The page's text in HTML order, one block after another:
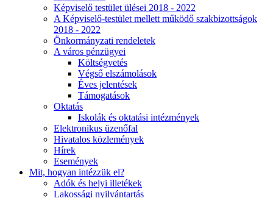
Képviselő testület ülései 2018 - 2022
A Képviselő-testület mellett működő szakbizottságok
2018 - 2022
Önkormányzati rendeletek
A város pénzügyei
Költségvetés
Végső elszámolások
Éves jelentések
Támogatások
Oktatás
Iskolák és oktatási intézmények
Elektronikus üzenőfal
Hivatalos közlemények
Hírek
Események
Mit, hogyan intézzük el?
Adók és helyi illetékek
Lakossági nyilvántartás